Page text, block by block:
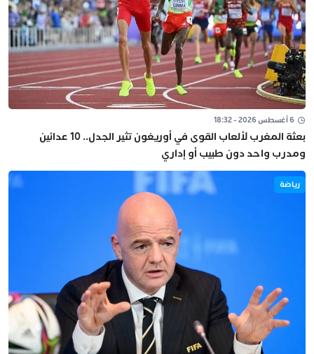
6 أغسطس 2026 - 18:32
بعثة المغرب لألعاب القوى في أوريغون تثير الجدل.. 10 عدائين
ومدرب واحد دون طبيب أو إداري
رياضة